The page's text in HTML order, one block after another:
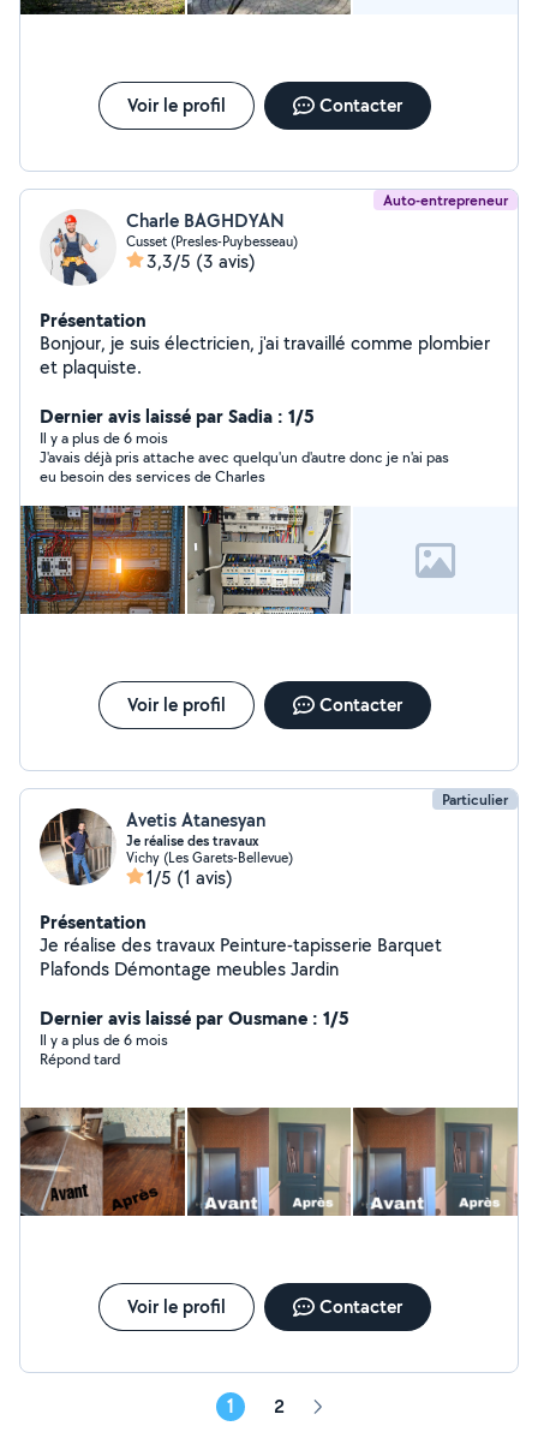
Voir le profil Contacter
Auto-entrepreneur
Charle BAGHDYAN
Cusset (Presles-Puybesseau)
3,3/5 (3 avis)
Présentation
Bonjour, je suis électricien, j'ai travaillé comme plombier
et plaquiste.
Dernier avis laissé par Sadia : 1/5
Il y a plus de 6 mois
J'avais déjà pris attache avec quelqu'un d'autre donc je n'ai pas
eu besoin des services de Charles
Voir le profil Contacter
Particulier
Avetis Atanesyan
Je réalise des travaux
Vichy (Les Garets-Bellevue)
1/5 (1 avis)
Présentation
Je réalise des travaux Peinture-tapisserie Barquet
Plafonds Démontage meubles Jardin
Dernier avis laissé par Ousmane : 1/5
Il y a plus de 6 mois
Répond tard
Voir le profil Contacter
1 2 Page